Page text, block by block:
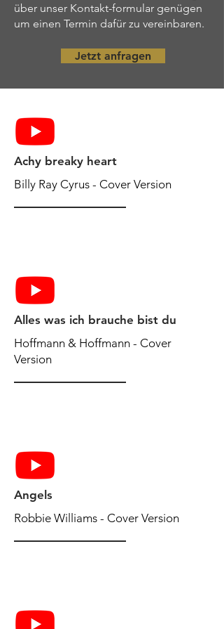
über unser Kontakt-formular genügen
um einen Termin dafür zu vereinbaren.
Jetzt anfragen
Achy breaky heart
Billy Ray Cyrus - Cover Version
Alles was ich brauche bist du
Hoffmann & Hoffmann - Cover
Version
Angels
Robbie Williams - Cover Version